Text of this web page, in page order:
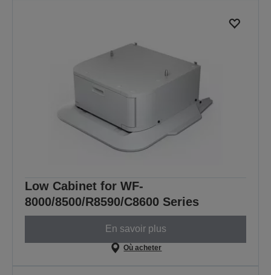
Low Cabinet for WF-
8000/8500/R8590/C8600 Series
En savoir plus
Où acheter